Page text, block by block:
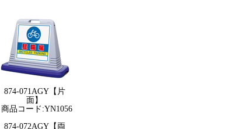
874-071AGY【片
面】
商品コード:YN1056
874-072AGY【両